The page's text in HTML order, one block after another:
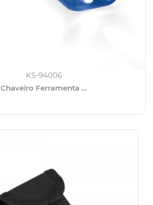
KS-94006
Chaveiro Ferramenta ...